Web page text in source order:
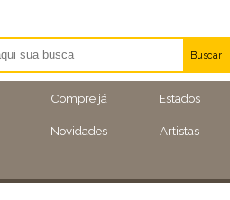
Compre já Estados
Novidades Artistas
Buscar
Artistas
Eventos